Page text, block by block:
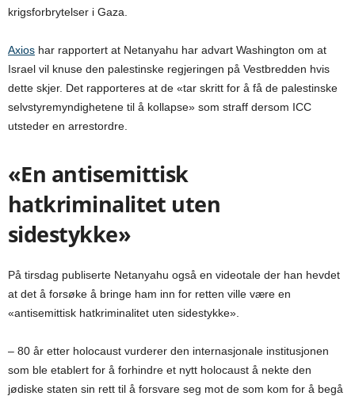
krigsforbrytelser i Gaza.
Axios har rapportert at Netanyahu har advart Washington om at
Israel vil knuse den palestinske regjeringen på Vestbredden hvis
dette skjer. Det rapporteres at de «tar skritt for å få de palestinske
selvstyremyndighetene til å kollapse» som straff dersom ICC
utsteder en arrestordre.
«En antisemittisk
hatkriminalitet uten
sidestykke»
På tirsdag publiserte Netanyahu også en videotale der han hevdet
at det å forsøke å bringe ham inn for retten ville være en
«antisemittisk hatkriminalitet uten sidestykke».
– 80 år etter holocaust vurderer den internasjonale institusjonen
som ble etablert for å forhindre et nytt holocaust å nekte den
jødiske staten sin rett til å forsvare seg mot de som kom for å begå